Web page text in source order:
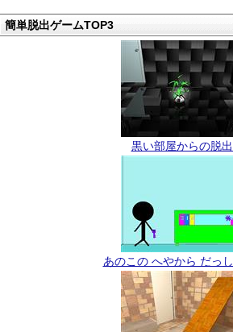
簡単脱出ゲームTOP3
黒い部屋からの脱
あのこの へやから だっし